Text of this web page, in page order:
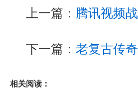
上一篇： 腾讯视频
下一篇： 老复古传
相关阅读：